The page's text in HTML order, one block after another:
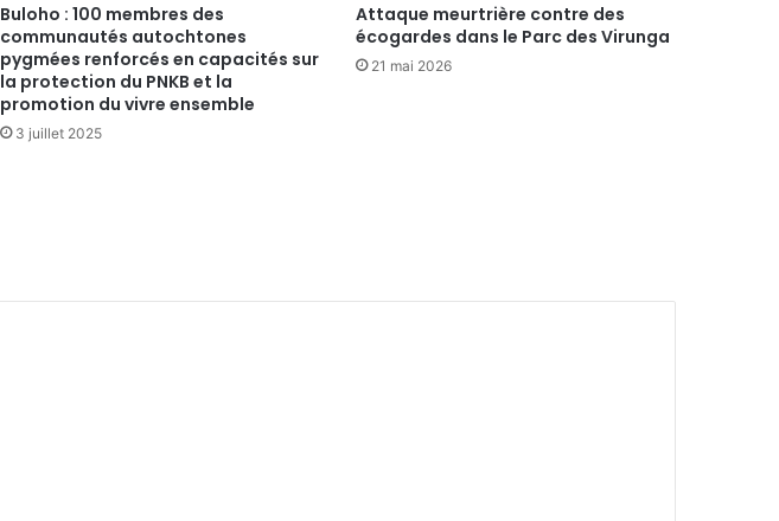
Buloho : 100 membres des
communautés autochtones
pygmées renforcés en capacités sur
la protection du PNKB et la
promotion du vivre ensemble
3 juillet 2025
Attaque meurtrière contre des
écogardes dans le Parc des Virunga
21 mai 2026